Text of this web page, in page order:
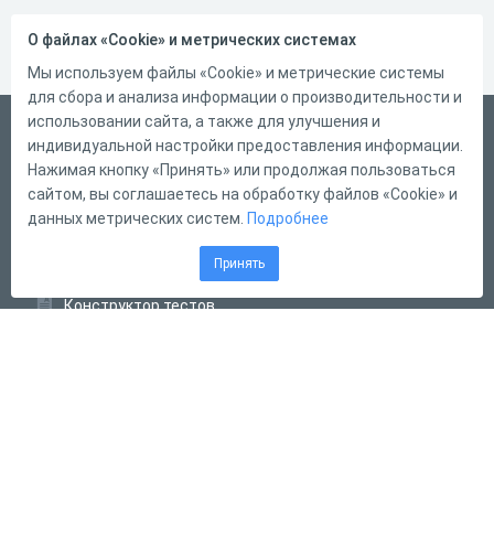
Русский
Справка
Форма обратной связи
Конструктор тестов
О файлах «Cookie» и метрических системах
Мы используем файлы «Cookie» и метрические системы
для сбора и анализа информации о производительности и
использовании сайта, а также для улучшения и
индивидуальной настройки предоставления информации.
Нажимая кнопку «Принять» или продолжая пользоваться
сайтом, вы соглашаетесь на обработку файлов «Cookie» и
данных метрических систем. Подробнее
Принять